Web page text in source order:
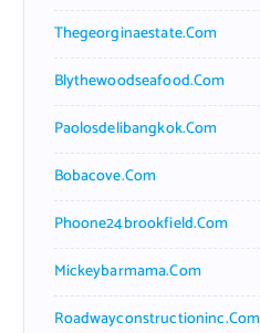
Thegeorginaestate.com
Blythewoodseafood.com
Paolosdelibangkok.com
Bobacove.com
Phoone24brookfield.com
Mickeybarmama.com
Roadwayconstructioninc.com